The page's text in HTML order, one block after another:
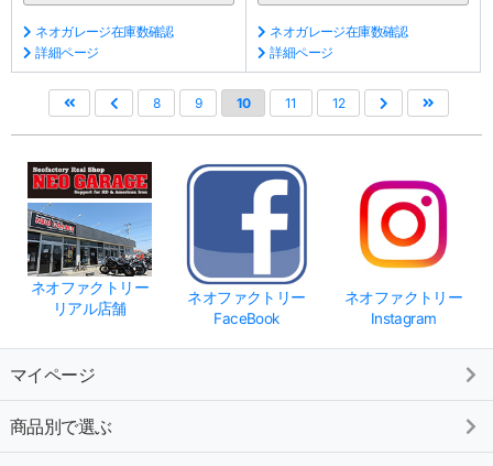
ネオガレージ在庫数確認
詳細ページ
ネオガレージ在庫数確認
詳細ページ
8 9 10 11 12
ネオファクトリー
リアル店舗
ネオファクトリー
FaceBook
ネオファクトリー
Instagram
マイページ
商品別で選ぶ